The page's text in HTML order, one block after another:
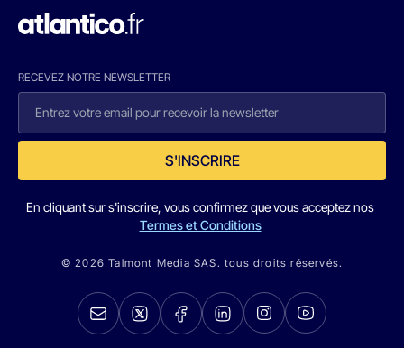
RECEVEZ NOTRE NEWSLETTER
S'INSCRIRE
En cliquant sur s'inscrire, vous confirmez que vous acceptez nos
Termes et Conditions
© 2026 Talmont Media SAS. tous droits réservés.